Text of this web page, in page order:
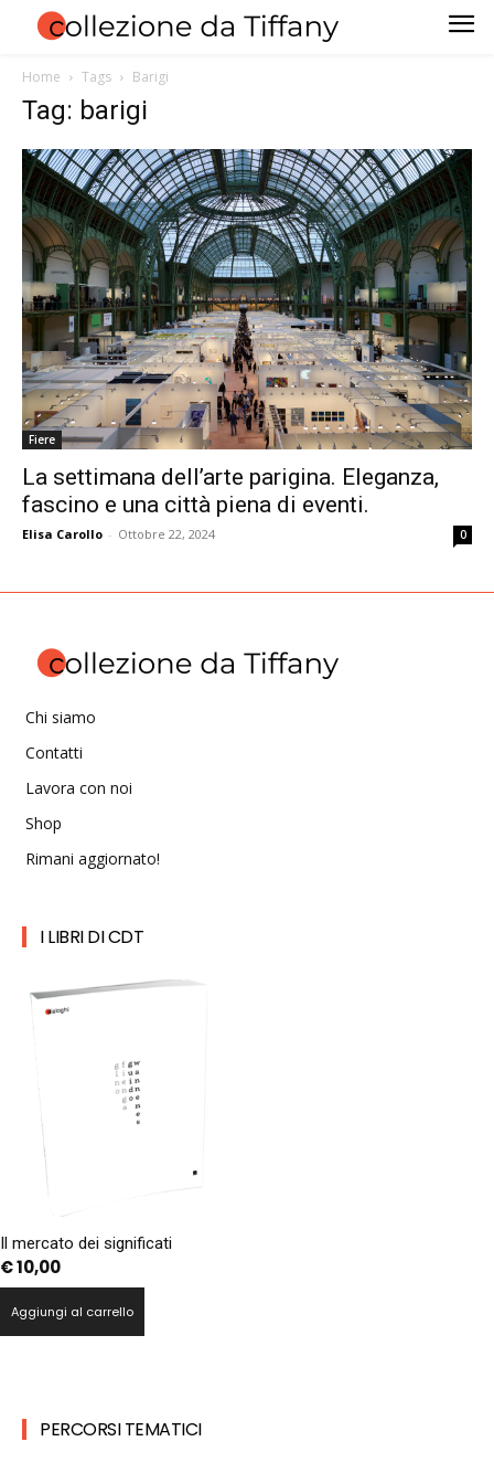
Home Tags Barigi
Tag: barigi
Fiere
La settimana dell’arte parigina. Eleganza,
fascino e una città piena di eventi.
Elisa Carollo - Ottobre 22, 2024 0
Chi siamo
Contatti
Lavora con noi
Shop
Rimani aggiornato!
I LIBRI DI CDT
Il mercato dei significati
€10,00
Aggiungi al carrello
PERCORSI TEMATICI